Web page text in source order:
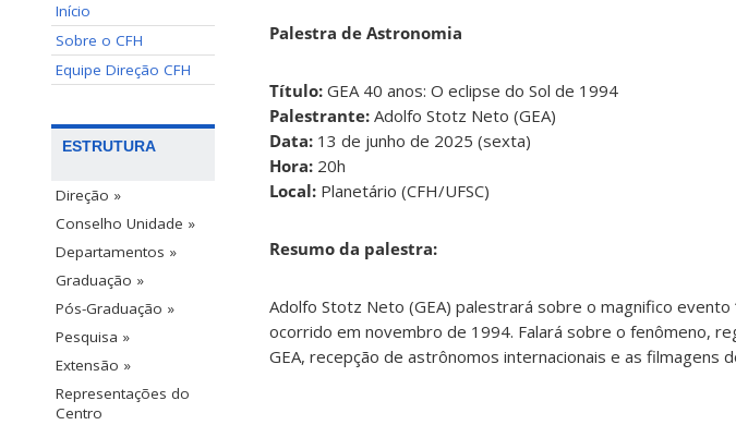
Início
Sobre o CFH
Equipe Direção CFH
ESTRUTURA
Direção »
Conselho Unidade »
Departamentos »
Graduação »
Pós-Graduação »
Pesquisa »
Extensão »
Representações do
Centro
Palestra de Astronomia
Título: GEA 40 anos: O eclipse do Sol de 1994
Palestrante: Adolfo Stotz Neto (GEA)
Data: 13 de junho de 2025 (sexta)
Hora: 20h
Local: Planetário (CFH/UFSC)
Resumo da palestra:
Adolfo Stotz Neto (GEA) palestrará sobre o magnifico evento
ocorrido em novembro de 1994. Falará sobre o fenômeno,
GEA, recepção de astrônomos internacionais e as filmagens